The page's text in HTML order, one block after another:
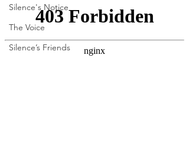
Silence's Notice
The Voice
Silence’s Friends